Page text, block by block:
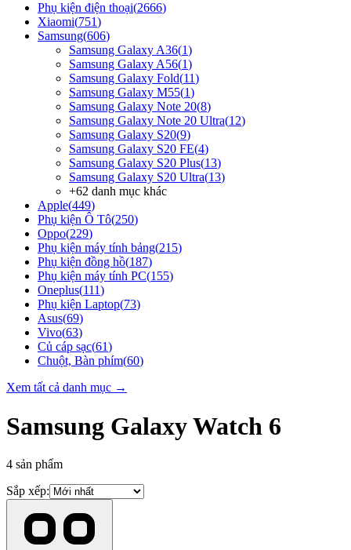
Phụ kiện điện thoại(2666)
Xiaomi(751)
Samsung(606)
Samsung Galaxy A36(1)
Samsung Galaxy A56(1)
Samsung Galaxy Fold(11)
Samsung Galaxy M55(1)
Samsung Galaxy Note 20(8)
Samsung Galaxy Note 20 Ultra(12)
Samsung Galaxy S20(9)
Samsung Galaxy S20 FE(4)
Samsung Galaxy S20 Plus(13)
Samsung Galaxy S20 Ultra(13)
+62 danh mục khác
Apple(449)
Phụ kiện Ô Tô(250)
Oppo(229)
Phụ kiện máy tính bảng(215)
Phụ kiện đồng hồ(187)
Phụ kiện máy tính PC(155)
Oneplus(111)
Phụ kiện Laptop(73)
Asus(69)
Vivo(63)
Củ cáp sạc(61)
Chuột, Bàn phím(60)
Xem tất cả danh mục →
Samsung Galaxy Watch 6
4 sản phẩm
Sắp xếp: